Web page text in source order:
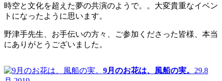
時空と文化を超えた夢の共演のようで。。大変貴重なイベン
トになったように思います。
野津手先生、お手伝いの方々、ご参加くださった皆様、本当
にありがとうございました。
9月のお花は、風船の実。 29.8